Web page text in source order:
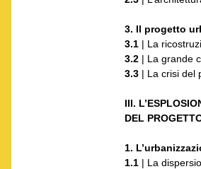
3. Il progetto
3.1 | La
3.2 | La grande
3.3 | La crisi del
III.
DEL
1.
1.1 | La